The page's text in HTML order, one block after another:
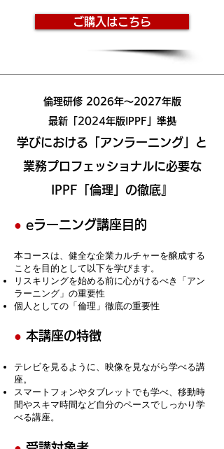
ご購入はこちら
倫理研修 2026年～2027年版
最新「2024年版IPPF」準拠
学びにおける「アンラーニング」と
業務プロフェッショナルに必要な
IPPF「倫理」の徹底』
● eラーニング講座目的
本コースは、健全な企業カルチャーを醸成する
ことを目的として以下を学びます。
リスキリングを始める前に心がけるべき「アン
ラーニング」の重要性
個人としての「倫理」徹底の重要性
● 本講座の特徴
テレビを見るように、映像を見ながら学べる講
座。
スマートフォンやタブレットでも学べ、移動時
間やスキマ時間など自分のペースでしっかり学
べる講座。